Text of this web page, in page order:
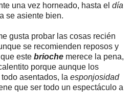
una vez horneado, hasta el día
se asiente bien.
gusta probar las cosas recién
se recomienden reposos y
este brioche merece la pena,
porque aunque los
asentados, la esponjosidad
que ser todo un espectáculo a